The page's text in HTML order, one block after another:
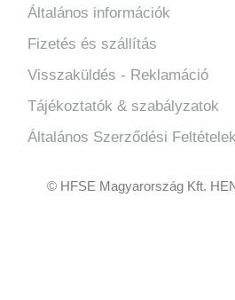
Általános információk
Fizetés és szállítás
Visszaküldés - Reklamáció
Tájékoztatók & szabályzatok
Általános Szerződési Feltételek
© HFSE Magyarország Kft.